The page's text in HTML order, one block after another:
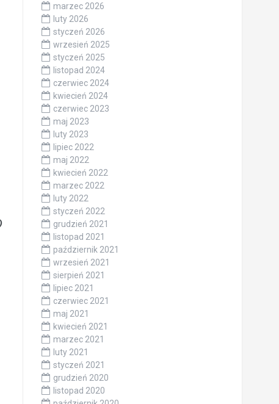
marzec 2026
luty 2026
styczeń 2026
wrzesień 2025
styczeń 2025
listopad 2024
czerwiec 2024
kwiecień 2024
czerwiec 2023
maj 2023
luty 2023
lipiec 2022
maj 2022
kwiecień 2022
marzec 2022
luty 2022
styczeń 2022
grudzień 2021
listopad 2021
październik 2021
wrzesień 2021
sierpień 2021
lipiec 2021
czerwiec 2021
maj 2021
kwiecień 2021
marzec 2021
luty 2021
styczeń 2021
grudzień 2020
listopad 2020